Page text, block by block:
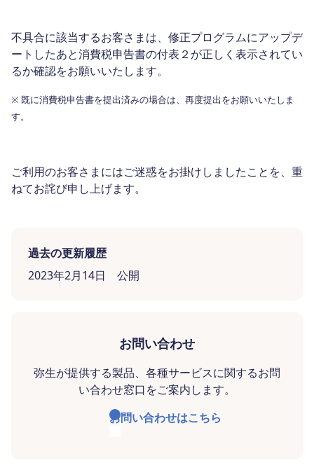
不具合に該当するお客さまは、修正プログラムにアップデ
ートしたあと消費税申告書の付表２が正しく表示されてい
るか確認をお願いいたします。
※ 既に消費税申告書を提出済みの場合は、再度提出をお願いいたしま
す。
ご利用のお客さまにはご迷惑をお掛けしましたことを、重
ねてお詫び申し上げます。
過去の更新履歴
2023年2月14日 公開
お問い合わせ
弥生が提供する製品、各種サービスに関するお問
い合わせ窓口をご案内します。
お問い合わせはこちら